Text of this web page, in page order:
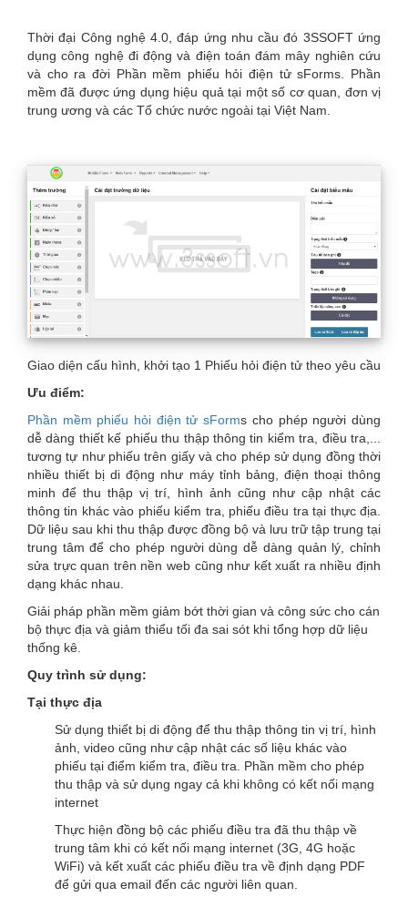
Thời đại Công nghệ 4.0, đáp ứng nhu cầu đó 3SSOFT ứng
dụng công nghệ đi động và điện toán đám mây nghiên cứu
và cho ra đời Phần mềm phiếu hỏi điện tử sForms. Phần
mềm đã được ứng dụng hiệu quả tại một số cơ quan, đơn vị
trung ương và các Tổ chức nước ngoài tại Việt Nam.
Giao diện cấu hình, khởi tạo 1 Phiếu hỏi điện tử theo yêu cầu
Ưu điểm:
Phần mềm phiếu hỏi điện tử sForms cho phép người dùng
dễ dàng thiết kế phiếu thu thập thông tin kiểm tra, điều tra,...
tương tự như phiếu trên giấy và cho phép sử dụng đồng thời
nhiều thiết bị di động như máy tỉnh bảng, điện thoại thông
minh để thu thập vị trí, hình ảnh cũng như cập nhật các
thông tin khác vào phiếu kiểm tra, phiếu điều tra tại thực địa.
Dữ liệu sau khi thu thập được đồng bộ và lưu trữ tập trung tại
trung tâm để cho phép người dùng dễ dàng quản lý, chỉnh
sửa trực quan trên nền web cũng như kết xuất ra nhiều định
dạng khác nhau.
Giải pháp phần mềm giảm bớt thời gian và công sức cho cán
bộ thực địa và giảm thiểu tối đa sai sót khi tổng hợp dữ liệu
thống kê.
Quy trình sử dụng:
Tại thực địa
Sử dụng thiết bị di động để thu thập thông tin vị trí, hình
ảnh, video cũng như cập nhật các số liệu khác vào
phiếu tại điểm kiểm tra, điều tra. Phần mềm cho phép
thu thập và sử dụng ngay cả khi không có kết nối mạng
internet
Thực hiện đồng bộ các phiếu điều tra đã thu thập về
trung tâm khi có kết nối mạng internet (3G, 4G hoặc
WiFi) và kết xuất các phiếu điều tra về định dạng PDF
để gửi qua email đến các người liên quan.